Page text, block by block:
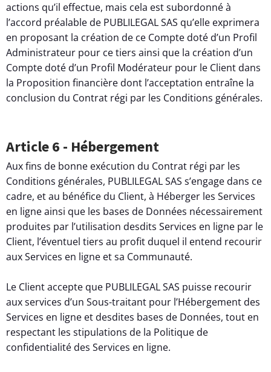
actions qu’il effectue, mais cela est subordonné à
l’accord préalable de PUBLILEGAL SAS qu’elle exprimera
en proposant la création de ce Compte doté d’un Profil
Administrateur pour ce tiers ainsi que la création d’un
Compte doté d’un Profil Modérateur pour le Client dans
la Proposition financière dont l’acceptation entraîne la
conclusion du Contrat régi par les Conditions générales.
Article 6 - Hébergement
Aux fins de bonne exécution du Contrat régi par les
Conditions générales, PUBLILEGAL SAS s’engage dans ce
cadre, et au bénéfice du Client, à Héberger les Services
en ligne ainsi que les bases de Données nécessairement
produites par l’utilisation desdits Services en ligne par le
Client, l’éventuel tiers au profit duquel il entend recourir
aux Services en ligne et sa Communauté.
Le Client accepte que PUBLILEGAL SAS puisse recourir
aux services d’un Sous-traitant pour l’Hébergement des
Services en ligne et desdites bases de Données, tout en
respectant les stipulations de la Politique de
confidentialité des Services en ligne.